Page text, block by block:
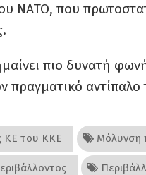
ΝΑΤΟ, που
πιο δυνατή
πραγματικό αντίπαλο
ΚΕ του ΚΚΕ Μόλυνση